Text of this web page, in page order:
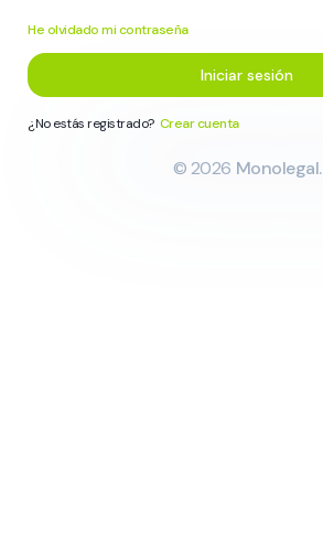
He olvidado mi contraseña
Iniciar sesión
¿No estás registrado? Crear cuenta
©2026 Monolegal.